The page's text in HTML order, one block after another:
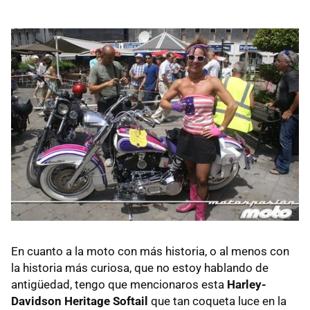
En cuanto a la moto con más historia, o al menos con
la historia más curiosa, que no estoy hablando de
antigüedad, tengo que mencionaros esta Harley-
Davidson Heritage Softail que tan coqueta luce en la